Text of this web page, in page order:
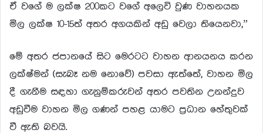
ඒ වගේ ම ලක්ෂ 200කට වගේ අලෙවි වුණ වාහනයක
මිල ලක්ෂ 10-15ත් අතර අගයකින් අඩු වෙලා තියෙනවා,”
මේ අතර ජපානයේ සිට මෙරටට වාහන ආනයනය කරන
ලක්ෂ්මන් (සැබෑ නම නොවේ) පවසා ඇත්තේ, වාහන මිල
දී ගැනීම සඳහා ගැනුම්කරුවන් අතර පවතින උනන්දුව
අඩුවීම වාහන මිල ගණන් පහළ යාමට ප්‍රධාන හේතුවක්
වී ඇති බවයි.